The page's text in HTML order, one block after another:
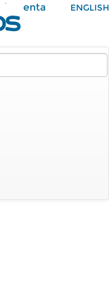
Mi Cuenta ENGLISH